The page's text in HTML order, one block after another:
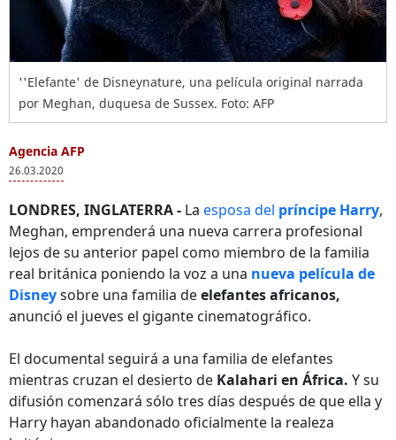
''Elefante' de Disneynature, una película original narrada
por Meghan, duquesa de Sussex. Foto: AFP
Agencia AFP
26.03.2020
LONDRES, INGLATERRA - La esposa del príncipe Harry,
Meghan, emprenderá una nueva carrera profesional
lejos de su anterior papel como miembro de la familia
real británica poniendo la voz a una nueva película de
Disneysobre una familia deelefantes africanos,
anunció el jueves el gigante cinematográfico.
El documental seguirá a una familia de elefantes
mientras cruzan el desierto de Kalahari en África. Y su
difusión comenzará sólo tres días después de que ella y
Harry hayan abandonado oficialmente la realeza